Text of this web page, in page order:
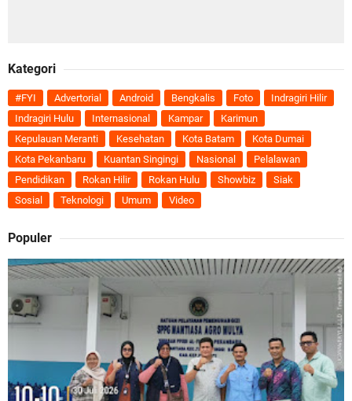
Kategori
#FYI Advertorial Android Bengkalis Foto
Indragiri Hilir
Indragiri Hulu
Internasional Kampar
Karimun
Kepulauan Meranti
Kesehatan Kota Batam
Kota Dumai
Kota Pekanbaru
Kuantan Singingi Nasional
Pelalawan
Pendidikan
Rokan Hilir Rokan Hulu Showbiz
Siak
Sosial
Teknologi Umum Video
Populer